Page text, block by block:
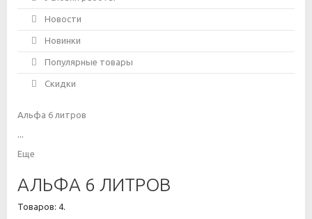
Новости
Новинки
Популярные товары
Скидки
Альфа 6 литров
...
Еще
АЛЬФА 6 ЛИТРОВ
Товаров: 4.